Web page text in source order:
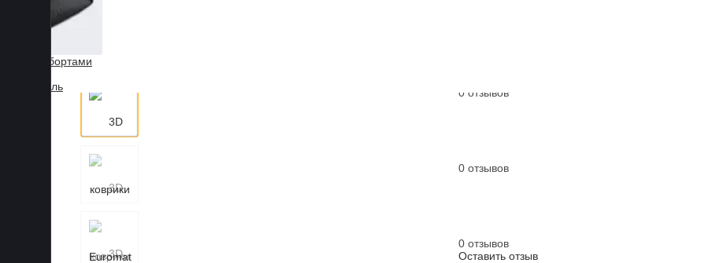
3D Eva с бортами
3D Текстиль
0 отзывов
0 отзывов
0 отзывов
Оставить отзыв